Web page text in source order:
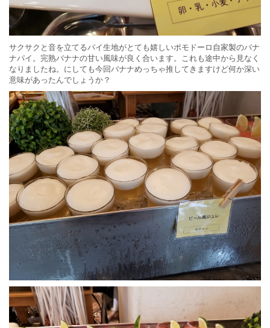
サクサクと音を立てるパイ生地がとても嬉しいポモドーロ自家製のバナ
ナパイ。完熟バナナの甘い風味が良く合います。これも途中から見なく
なりましたね。にしても今回バナナめっちゃ推してきますけど何か深い
意味があったんでしょうか？